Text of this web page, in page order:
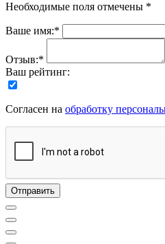
Необходимые поля отмечены *
Ваше имя:*
Отзыв:*
Ваш рейтинг:
Согласен на обработку